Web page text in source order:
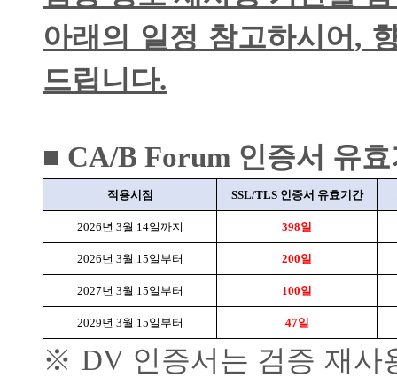
아래의 일정 참고하시어 ,
드립니다.
■ CA/B Forum 인증서 유
적용시점 SSL/TLS 인증서 유효기간
2026년 3월 14일까지 398일
2026년 3월 15일부터 200일
2027년 3월 15일부터 100일
2029년 3월 15일부터 47일
※ DV 인증서는 검증 재사